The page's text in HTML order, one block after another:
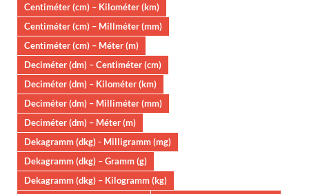
Centiméter (cm) – Kilométer (km)
Centiméter (cm) – Millméter (mm)
Centiméter (cm) – Méter (m)
Deciméter (dm) – Centiméter (cm)
Deciméter (dm) – Kilométer (km)
Deciméter (dm) – Milliméter (mm)
Deciméter (dm) – Méter (m)
Dekagramm (dkg) - Milligramm (mg)
Dekagramm (dkg) – Gramm (g)
Dekagramm (dkg) – Kilogramm (kg)